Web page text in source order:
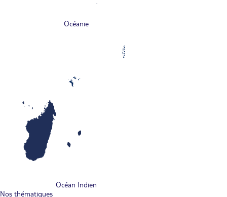
Océanie
Océan Indien
Nos thématiques